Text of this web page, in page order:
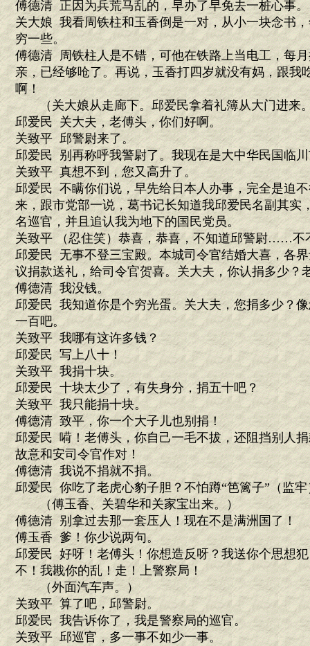
傅德清 正因为兵荒马乱的，早办了早免去一桩心事。
关大娘 我看周铁柱和玉香倒是一对，从小一块念书
穷一些。
傅德清 周铁柱人是不错，可他在铁路上当电工，每
亲，已经够呛了。再说，玉香打四岁就没有妈，跟我
啊！
（关大娘从走廊下。邱爱民拿着礼簿从大门进来
邱爱民 关大夫，老傅头，你们好啊。
关致平 邱警尉来了。
邱爱民 别再称呼我警尉了。我现在是大中华民国临
关致平 真想不到，您又高升了。
邱爱民 不瞒你们说，早先给日本人办事，完全是迫
来，跟市党部一说，葛书记长知道我邱爱民名副其实
名巡官，并且追认我为地下的国民党员。
关致平 （忍住笑）恭喜，恭喜，不知道邱警尉……不
邱爱民 无事不登三宝殿。本城司令官结婚大喜，各
议捐款送礼，给司令官贺喜。关大夫，你认捐多少？
傅德清 我没钱。
邱爱民 我知道你是个穷光蛋。关大夫，您捐多少？
一百吧。
关致平 我哪有这许多钱？
邱爱民 写上八十！
关致平 我捐十块。
邱爱民 十块太少了，有失身分，捐五十吧？
关致平 我只能捐十块。
傅德清 致平，你一个大子儿也别捐！
邱爱民 嗬！老傅头，你自己一毛不拔，还阻挡别人
故意和安司令官作对！
傅德清 我说不捐就不捐。
邱爱民 你吃了老虎心豹子胆？不怕蹲“笆篱子”（监牢
（傅玉香、关碧华和关家宝出来。）
傅德清 别拿过去那一套压人！现在不是满洲国了！
傅玉香 爹！你少说两句。
邱爱民 好呀！老傅头！你想造反呀？我送你个思想
不！我戡你的乱！走！上警察局！
（外面汽车声。）
关致平 算了吧，邱警尉。
邱爱民 我告诉你了，我是警察局的巡官。
关致平 邱巡官，多一事不如少一事。